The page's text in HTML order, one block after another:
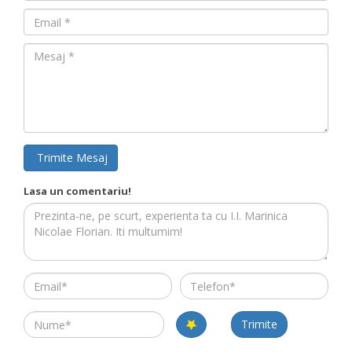
Email
Mesaj
Trimite Mesaj
Lasa un comentariu!
Email Telefon
Name Trimite